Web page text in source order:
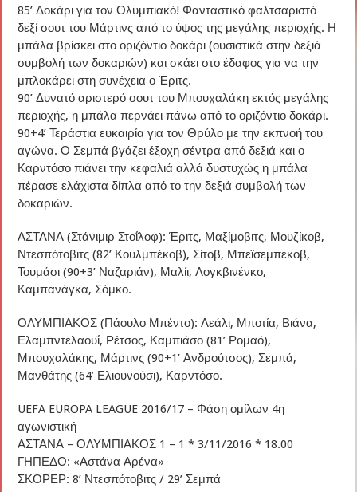
85’ Δοκάρι για τον Ολυμπιακό! Φανταστικό φαλτσαριστό
δεξί σουτ του Μάρτινς από το ύψος της μεγάλης περιοχής. Η
μπάλα βρίσκει στο οριζόντιο δοκάρι (ουσιστικά στην δεξιά
συμβολή των δοκαριών) και σκάει στο έδαφος για να την
μπλοκάρει στη συνέχεια ο Έριτς.
90’ Δυνατό αριστερό σουτ του Μπουχαλάκη εκτός μεγάλης
περιοχής, η μπάλα περνάει πάνω από το οριζόντιο δοκάρι.
90+4’ Τεράστια ευκαιρία για τον Θρύλο με την εκπνοή του
αγώνα. Ο Σεμπά βγάζει έξοχη σέντρα από δεξιά και ο
Καρντόσο πιάνει την κεφαλιά αλλά δυστυχώς η μπάλα
πέρασε ελάχιστα δίπλα από το την δεξιά συμβολή των
δοκαριών.
ΑΣΤΑΝΑ (Στάνιμιρ Στοΐλοφ): Έριτς, Μαξίμοβιτς, Μουζίκοβ,
Ντεσπότοβιτς (82’ Κουλμπέκοβ), Σίτοβ, Μπεϊσεμπέκοβ,
Τουμάσι (90+3’ Ναζαριάν), Μαλίι, Λογκβινένκο,
Καμπανάγκα, Σόμκο.
ΟΛΥΜΠΙΑΚΟΣ (Πάουλο Μπέντο): Λεάλι, Μποτία, Βιάνα,
Ελαμπντελαουΐ, Ρέτσος, Καμπιάσο (81’ Ρομαό),
Μπουχαλάκης, Μάρτινς (90+1’ Ανδρούτσος), Σεμπά,
Μανθάτης (64’ Ελιουνούσι), Καρντόσο.
UEFA EUROPA LEAGUE 2016/17 – Φάση ομίλων 4η
αγωνιστική
ΑΣΤΑΝΑ – ΟΛΥΜΠΙΑΚΟΣ 1 – 1 * 3/11/2016 * 18.00
ΓΗΠΕΔΟ: «Αστάνα Αρένα»
ΣΚΟΡΕΡ: 8’ Ντεσπότοβιτς / 29’ Σεμπά